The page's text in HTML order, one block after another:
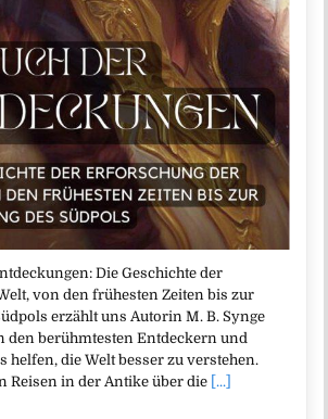
Die Geschichte der
von den frühesten Zeiten bis zur
erzählt uns Autorin M. B. Synge
den berühmtesten Entdeckern und
helfen, die Welt besser zu verstehen.
Reisen in der Antike über die [...]